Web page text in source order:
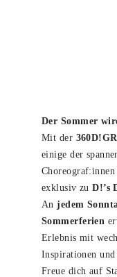
Der Sommer
Mit der
einige der
exklusiv zuD!’s
Anjedem
Sommerferien
Erlebnis mit
Inspirationen und
Freue dich auf